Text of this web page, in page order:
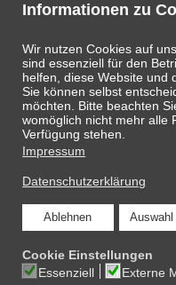
Informationen zu
Wir nutzen Cookies auf
sind essenziell für den
helfen, diese Website und
Sie können selbst
möchten. Bitte beachten
womöglich nicht mehr alle
Verfügung stehen.
Impressum
Datenschutzerklärung
Ablehnen Auswahl
Cookie Einstellungen
Essenziell
Externe
Geschenkideen &
Heute ist
COPYRIGHT © 2026 ONLINE-